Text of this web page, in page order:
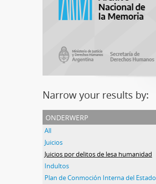
Narrow your results by:
onderwerp
All
Juicios
Juicios por delitos de lesa humanidad
Indultos
Plan de Conmoción Interna del Estado